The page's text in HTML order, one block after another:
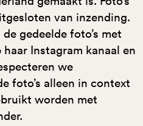
van inzending.
gedeelde foto’s met
Instagram kanaal en
we
foto’s alleen in context
worden met